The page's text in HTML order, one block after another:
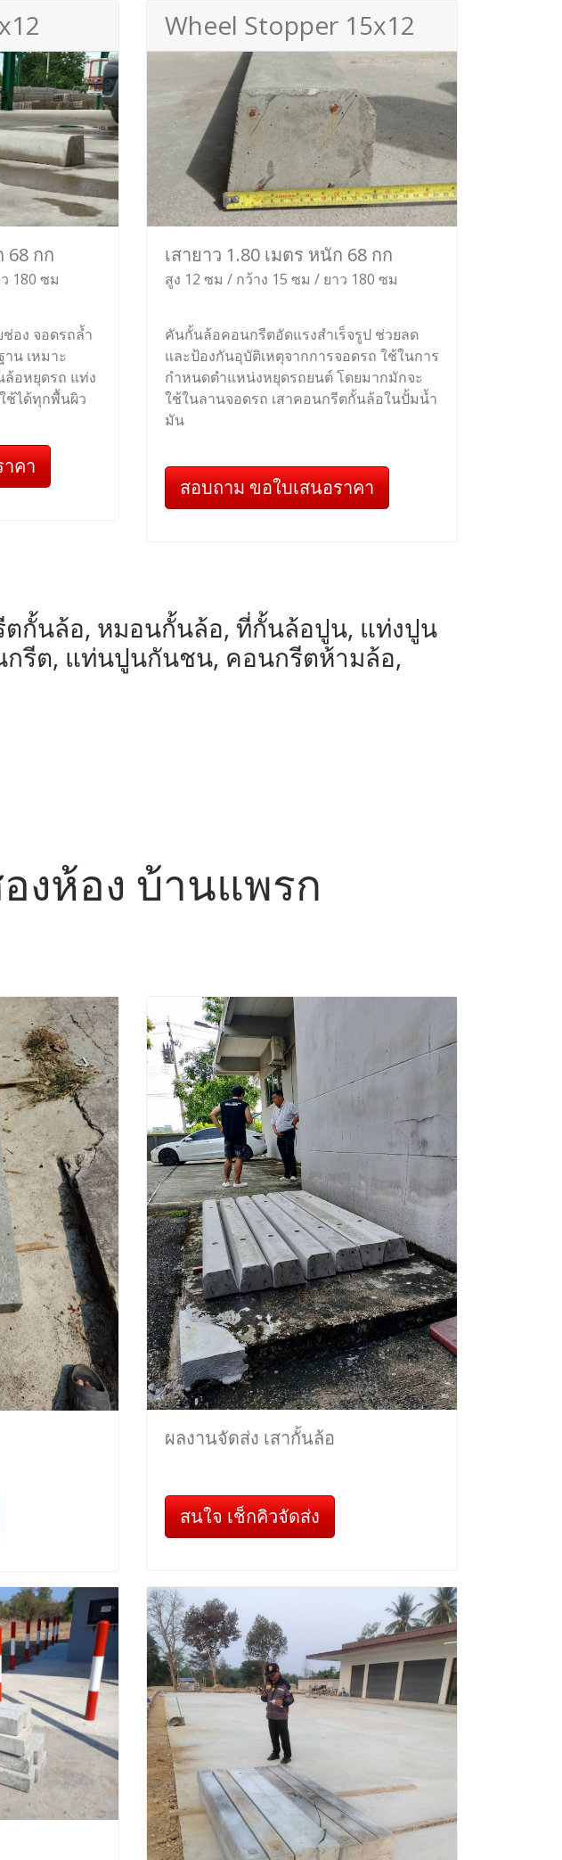
68 กก
180 ซม
อง จอดรถล้ำ
น เหมาะ
อหยุดรถ แท่ง
ช้ได้ทุกพื้นผิว
คา
Wheel Stopper 15x12
เสายาว 1.80 เมตร หนัก 68 กก
สูง 12 ซม / กว้าง 15 ซม / ยาว 180 ซม
คันกั้นล้อคอนกรีตอัดแรงสำเร็จรูป ช่วยลด
และป้องกันอุบัติเหตุจากการจอดรถ ใช้ในการ
กำหนดตำแหน่งหยุดรถยนต์ โดยมากมักจะ
ใช้ในลานจอดรถ เสาคอนกรีตกั้นล้อในปั้มน้ำ
มัน
สอบถาม ขอใบเสนอราคา
กั้นล้อ, หมอนกั้นล้อ, ที่กั้นล้อปูน, แท่งปูน
รีต, แท่นปูนกันชน, คอนกรีตห้ามล้อ,
งห้อง บ้านแพรก
ผลงานจัดส่ง เสากั้นล้อ
สนใจ เช็กคิวจัดส่ง